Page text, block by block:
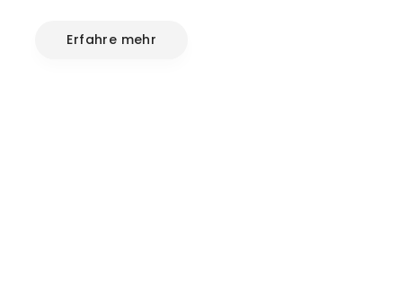
Erfahre mehr